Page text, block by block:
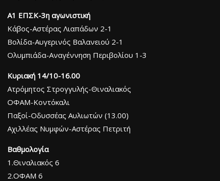
Α1 ΕΠΣΚ-3η αγωνιστική
Κάβος-Αστέρας Λιαπάδων 2-1
Βολίδα-Αυγερινός Βαλανειού 2-1
Ολυμπιάδα-Αναγέννηση Περιβολίου 1-3
Κυριακή 14/10-16.00
Ατρόμητος Στρογγυλής-Θιναλιακός
ΟΦΑΜ-Κοντόκαλι
Παξοί-Οδυσσέας Αυλιωτών (13.00)
Αχιλλέας Νυμφών-Αστέρας Πετριτή
Βαθμολογία
1.Θιναλιακός 6
2.ΟΦΑΜ 6